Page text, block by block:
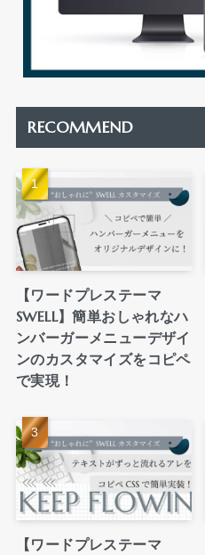
RECOMMEND
【ワードプレステーマ
SWELL】簡単おしゃれなハ
ンバーガーメニューデザイ
ンのカスタマイズをコピペ
で実現！
【ワードプレステーマ